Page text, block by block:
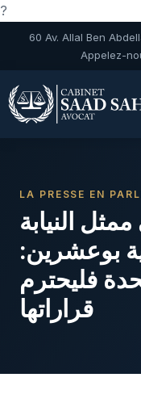
?
60 Av. Allal Ben
Appelez-
LA PRESSE EN
النيابة
بوعشرين:
فليحترم
قراراتها